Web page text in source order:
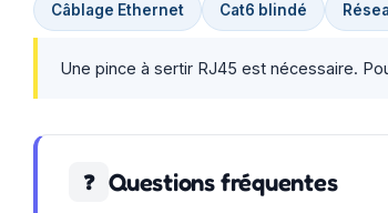
Câblage Ethernet Cat6 blindé
Une pince à sertir RJ45 est nécessaire.
❓ Questions fréquentes